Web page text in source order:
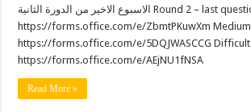
الاسبوع الاخير من الدورة الثانية Round 2 – last question Easy
https://forms.office.com/e/ZbmtPKuwXm Medium
https://forms.office.com/e/5DQJWASCCG Difficult
https://forms.office.com/e/AEjNU1fNSA
Read More »